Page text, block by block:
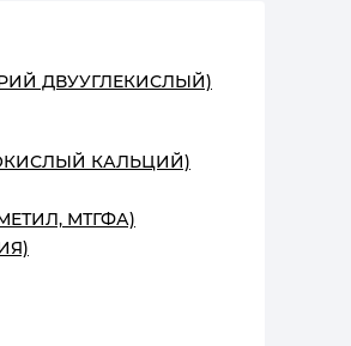
ДВУУГЛЕКИСЛЫЙ)
КАЛЬЦИЙ)
МТГФА)